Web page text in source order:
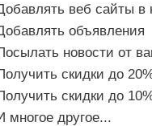
веб сайты в
объявления
новости от
скидки до
скидки до
многое другое...